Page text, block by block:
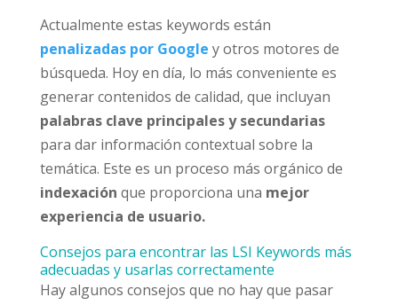
Actualmente estas keywords están
penalizadas por Google y otros motores de
búsqueda. Hoy en día, lo más conveniente es
generar contenidos de calidad, que incluyan
palabras clave principales y secundarias
para dar información contextual sobre la
temática. Este es un proceso más orgánico de
indexación que proporciona una mejor
experiencia de usuario.
Consejos para encontrar las LSI Keywords más
adecuadas y usarlas correctamente
Hay algunos consejos que no hay que pasar